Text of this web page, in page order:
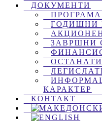
ДОКУМЕНТИ
ПРОГРАМА
ГОДИШНИ
ЗАВРШНИ
ОСТАНАТИ
КАРАКТЕР
КОНТАКТ